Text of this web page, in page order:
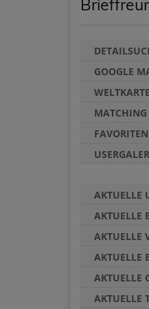
GOOGLE
WELTKARTE
MATCHING
FAVORITEN
AKTUELLE
AKTUELLE
AKTUELLE
AKTUELLE
AKTUELLE
AKTUELLE